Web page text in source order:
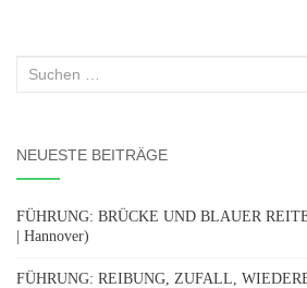
Suchen
NEUESTE BEITRÄGE
FÜHRUNG: BRÜCKE UND BLAUER
| Hannover)
FÜHRUNG: REIBUNG, ZUFALL,